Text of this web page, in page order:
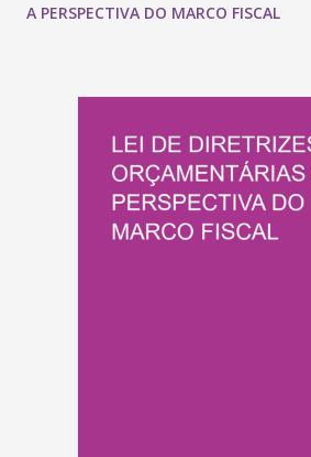
A PERSPECTIVA DO MARCO FISCAL